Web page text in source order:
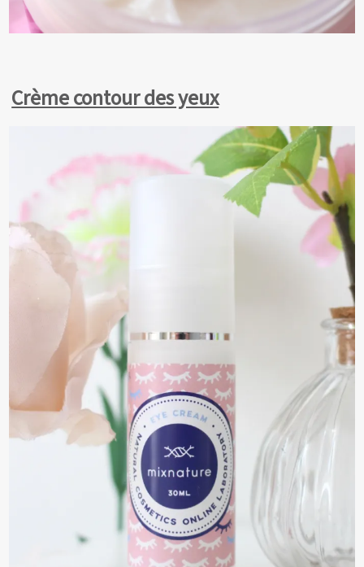
Crème contour des yeux